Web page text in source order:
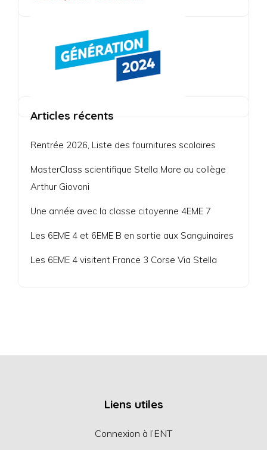
Articles récents
Rentrée 2026, Liste des fournitures scolaires
MasterClass scientifique Stella Mare au collège
Arthur Giovoni
Une année avec la classe citoyenne 4EME 7
Les 6EME 4 et 6EME B en sortie aux Sanguinaires
Les 6EME 4 visitent France 3 Corse Via Stella
Liens utiles
Connexion à l’ENT